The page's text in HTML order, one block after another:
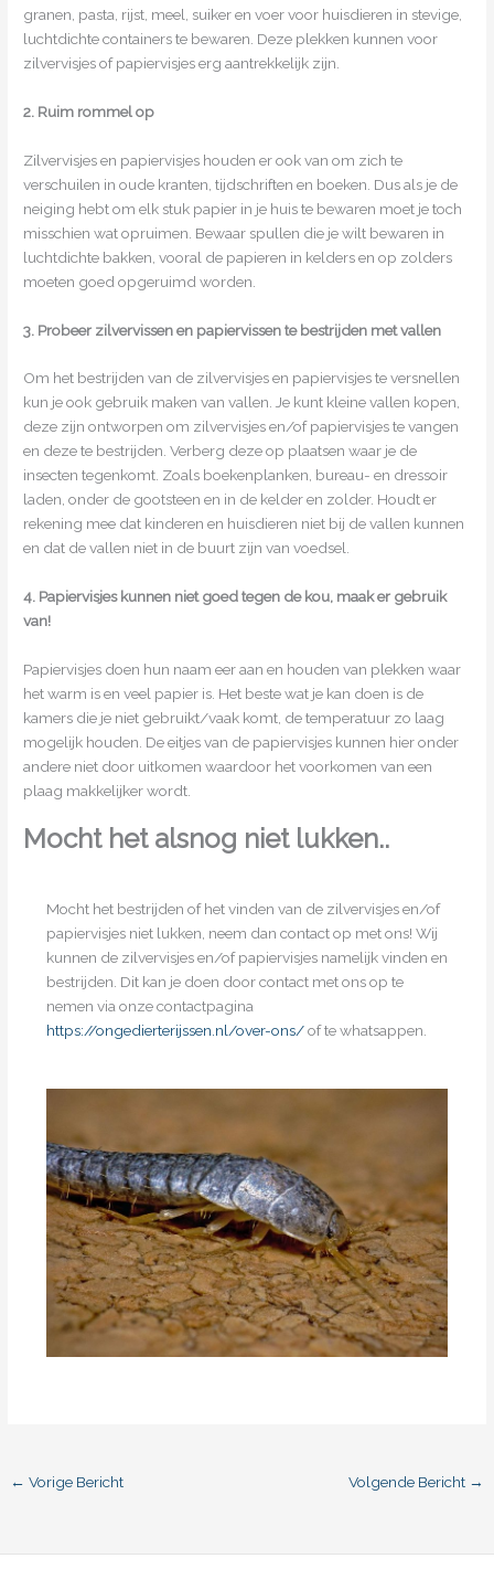
granen, pasta, rijst, meel, suiker en voer voor huisdieren in stevige,
luchtdichte containers te bewaren. Deze plekken kunnen voor
zilvervisjes of papiervisjes erg aantrekkelijk zijn.
2. Ruim rommel op
Zilvervisjes en papiervisjes houden er ook van om zich te
verschuilen in oude kranten, tijdschriften en boeken. Dus als je de
neiging hebt om elk stuk papier in je huis te bewaren moet je toch
misschien wat opruimen. Bewaar spullen die je wilt bewaren in
luchtdichte bakken, vooral de papieren in kelders en op zolders
moeten goed opgeruimd worden.
3. Probeer zilvervissen en papiervissen te bestrijden met vallen
Om het bestrijden van de zilvervisjes en papiervisjes te versnellen
kun je ook gebruik maken van vallen. Je kunt kleine vallen kopen,
deze zijn ontworpen om zilvervisjes en/of papiervisjes te vangen
en deze te bestrijden. Verberg deze op plaatsen waar je de
insecten tegenkomt. Zoals boekenplanken, bureau- en dressoir
laden, onder de gootsteen en in de kelder en zolder. Houdt er
rekening mee dat kinderen en huisdieren niet bij de vallen kunnen
en dat de vallen niet in de buurt zijn van voedsel.
4. Papiervisjes kunnen niet goed tegen de kou, maak er gebruik
van!
Papiervisjes doen hun naam eer aan en houden van plekken waar
het warm is en veel papier is. Het beste wat je kan doen is de
kamers die je niet gebruikt/vaak komt, de temperatuur zo laag
mogelijk houden. De eitjes van de papiervisjes kunnen hier onder
andere niet door uitkomen waardoor het voorkomen van een
plaag makkelijker wordt.
Mocht het alsnog niet lukken..
Mocht het bestrijden of het vinden van de zilvervisjes en/of
papiervisjes niet lukken, neem dan contact op met ons! Wij
kunnen de zilvervisjes en/of papiervisjes namelijk vinden en
bestrijden. Dit kan je doen door contact met ons op te
nemen via onze contactpagina
https://ongedierterijssen.nl/over-ons/of te whatsappen.
← Vorige Bericht Volgende Bericht →